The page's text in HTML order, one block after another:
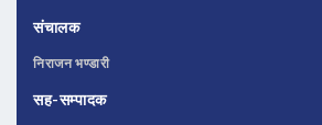
संचालक
निराजन भण्डारी
सह-सम्पादक